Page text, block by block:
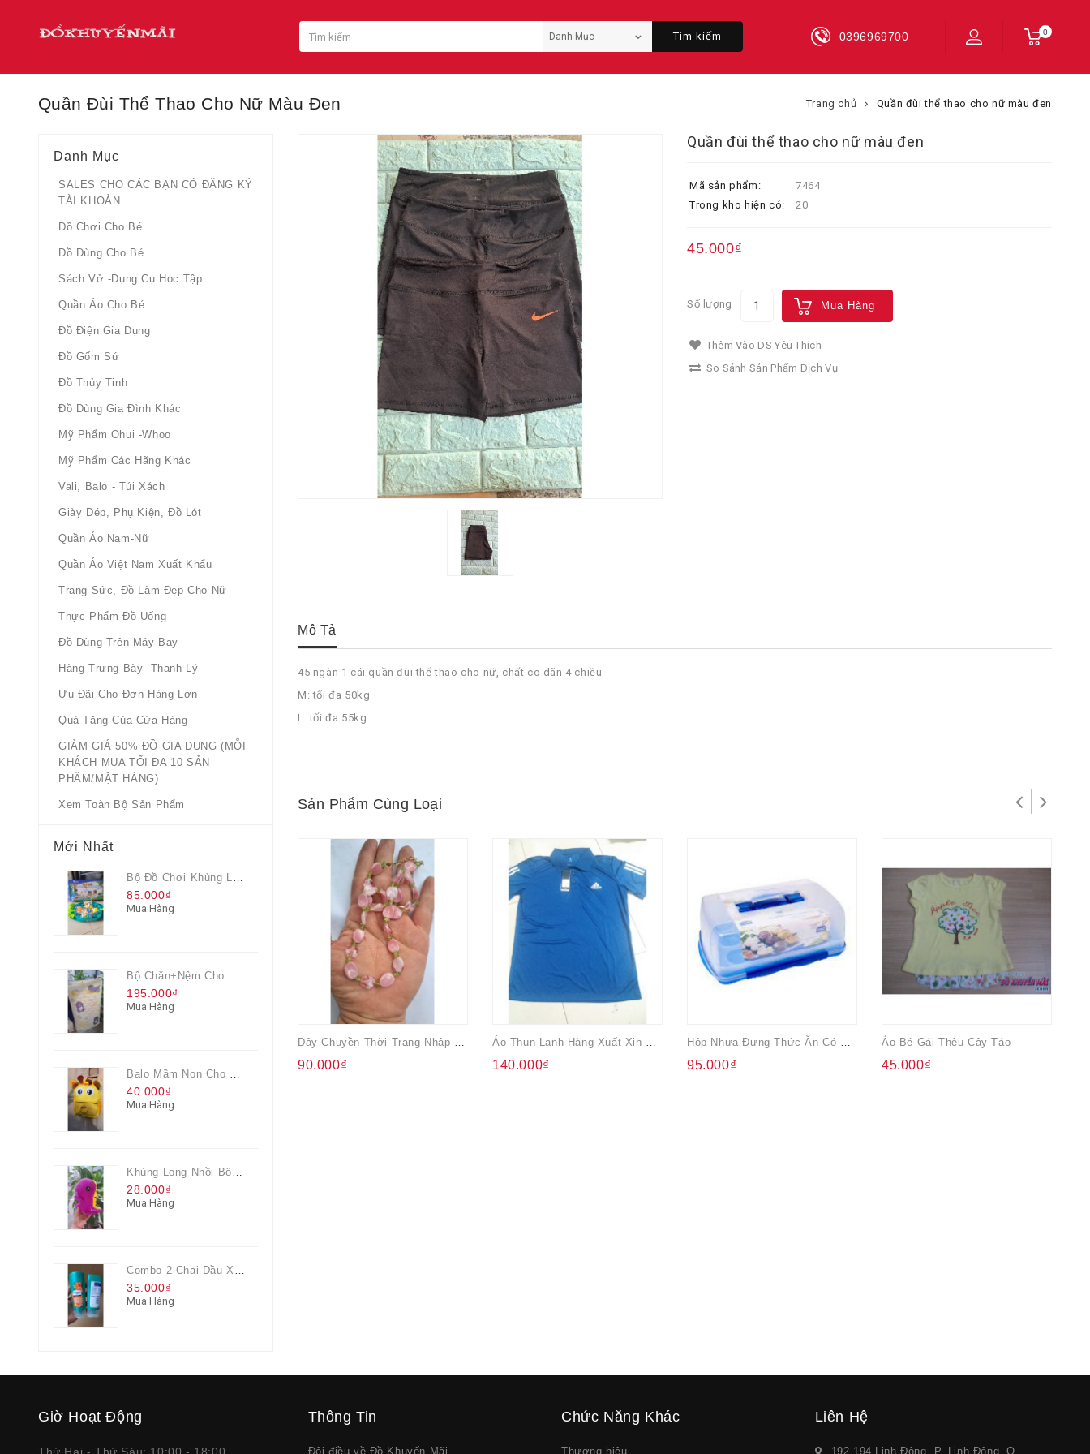
0
0396969700
Tìm kiếm
Quần Đùi Thể Thao Cho Nữ Màu Đen Trang chủ Quần đùi thể thao cho nữ màu đen
Danh Mục
SALES CHO CÁC BẠN CÓ ĐĂNG KÝ
TÀI KHOẢN
Đồ Chơi Cho Bé
Đồ Dùng Cho Bé
Sách Vở -dụng Cụ Học Tập
Quần Áo Cho Bé
Đồ Điện Gia Dụng
Đồ Gốm Sứ
Đồ Thủy Tinh
Đồ Dùng Gia Đình Khác
Mỹ Phẩm Ohui -whoo
Mỹ Phẩm Các Hãng Khác
Vali, Balo - Túi Xách
Giày Dép, Phụ Kiện, Đồ Lót
Quần Áo Nam-Nữ
Quần Áo Việt Nam Xuất Khẩu
Trang Sức, Đồ Làm Đẹp Cho Nữ
Thực Phẩm-Đồ Uống
Đồ Dùng Trên Máy Bay
Hàng Trưng Bày- Thanh Lý
Ưu Đãi Cho Đơn Hàng Lớn
Quà Tặng Của Cửa Hàng
GIẢM GIÁ 50% ĐỒ GIA DỤNG (MỖI
KHÁCH MUA TỐI ĐA 10 SẢN
PHẨM/MẶT HÀNG)
Xem Toàn Bộ Sản Phẩm
Mới Nhất
Bộ Đồ Chơi Khủng Long Đại Chiến
85.000₫
Mua Hàng
Bộ Chăn+nệm Cho Bé Everon Quà Từ Pediasure
195.000₫
Mua Hàng
Balo Mầm Non Cho Bé Grow Màu Vàng
40.000₫
Mua Hàng
Khủng Long Nhồi Bông Cho Bé Chơi Màu Tím
28.000₫
Mua Hàng
Combo 2 Chai Dầu Xả Rejoice 3IN1 Siêu Mềm Mượt Chai 60ML
35.000₫
Mua Hàng
Quần đùi thể thao cho nữ màu đen
Mã sản phẩm:
7464
Trong kho hiện có:
20
45.000₫
Số lượng Mua Hàng
Thêm Vào DS Yêu Thích
So Sánh Sản Phẩm Dịch Vụ
Mô Tả
45 ngàn 1 cái quần đùi thể thao cho nữ, chất co dãn 4 chiều
M: tối đa 50kg
L: tối đa 55kg
Sản Phẩm Cùng Loại
90.000₫ 140.000₫ 95.000₫
Áo Bé Gái Thêu Cây Táo
45.000₫
Giờ Hoạt Động Thông Tin
Đôi điều về Đồ Khuyến Mãi
Chức Năng Khác
Thương hiệu
Liên Hệ
192-194 Linh Đông, P. Linh Đông, Q.